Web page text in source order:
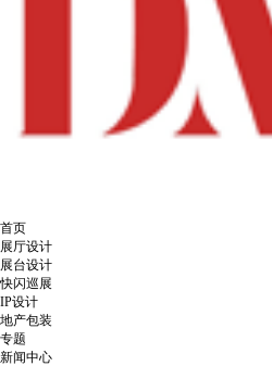
首页
展厅设计
展台设计
快闪巡展
IP设计
地产包装
专题
新闻中心